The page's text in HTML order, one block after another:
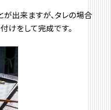
出来ますが、タレの場合
けをして完成です。